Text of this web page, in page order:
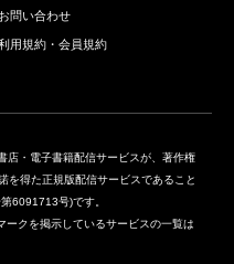
お問い合わせ
用規約・会員規約
店・電子書籍配信サービスが、著作権
を得た正規版配信サービスであること
6091713号)です。
ークを掲示しているサービスの一覧は